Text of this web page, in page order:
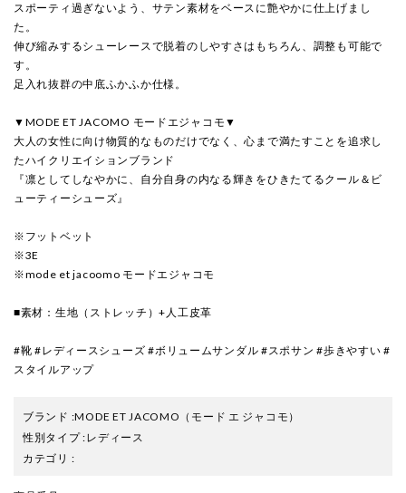
スポーティ過ぎないよう、サテン素材をベースに艶やかに仕上げまし
た。
伸び縮みするシューレースで脱着のしやすさはもちろん、調整も可能で
す。
足入れ抜群の中底ふかふか仕様。
▼MODE ET JACOMO モードエジャコモ▼
大人の女性に向け物質的なものだけでなく、心まで満たすことを追求し
たハイクリエイションブランド
『凛としてしなやかに、自分自身の内なる輝きをひきたてるクール＆ビ
ューティーシューズ』
※フットベット
※3E
※mode et jacoomo モードエジャコモ
■素材：生地（ストレッチ）+人工皮革
#靴 #レディースシューズ #ボリュームサンダル #スポサン #歩きやすい #
スタイルアップ
ブランド :MODE ET JACOMO （モード エ ジャコモ）
性別タイプ:レディース
カテゴリ :